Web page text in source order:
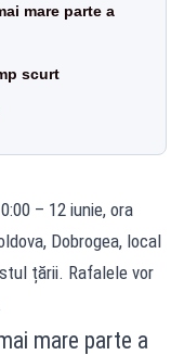
mare parte a
scurt
– 12 iunie, ora
Dobrogea, local
țării. Rafalele vor
mare parte a